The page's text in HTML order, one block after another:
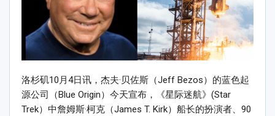
洛杉矶10月4日讯，杰夫·贝佐斯（Jeff Bezos）的蓝色起
源公司（Blue Origin）今天宣布，《星际迷航》(Star
Trek）中詹姆斯·柯克（James T. Kirk）船长的扮演者、90